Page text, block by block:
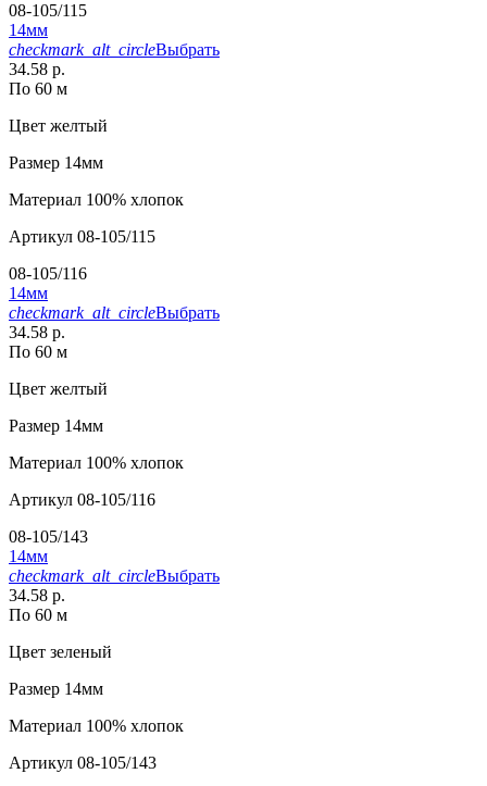
08-105/115
14мм
checkmark_alt_circleВыбрать
34.58 р.
По 60 м
Цвет желтый
Размер 14мм
Материал 100% хлопок
Артикул 08-105/115
08-105/116
14мм
checkmark_alt_circleВыбрать
34.58 р.
По 60 м
Цвет желтый
Размер 14мм
Материал 100% хлопок
Артикул 08-105/116
08-105/143
14мм
checkmark_alt_circleВыбрать
34.58 р.
По 60 м
Цвет зеленый
Размер 14мм
Материал 100% хлопок
Артикул 08-105/143